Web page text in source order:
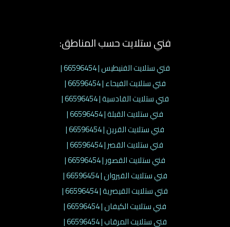
فني ستلايت حسب المناطق:
فني ستلايت الفنيطيس | 66596454 |
فني ستلايت الفيحاء | 66596454 |
فني ستلايت القادسية | 66596454 |
فني ستلايت القبلة | 66596454 |
فني ستلايت القرين | 66596454 |
فني ستلايت القصر | 66596454 |
فني ستلايت القصور | 66596454 |
فني ستلايت القيروان | 66596454 |
فني ستلايت القيصرية | 66596454 |
فني ستلايت الكيفان | 66596454 |
فني ستلايت المرقاب | 66596454 |